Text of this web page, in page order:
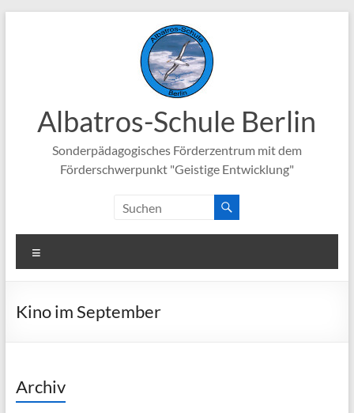
Albatros-Schule Berlin
Sonderpädagogisches Förderzentrum mit dem
Förderschwerpunkt "Geistige Entwicklung"
Kino im September
Archiv